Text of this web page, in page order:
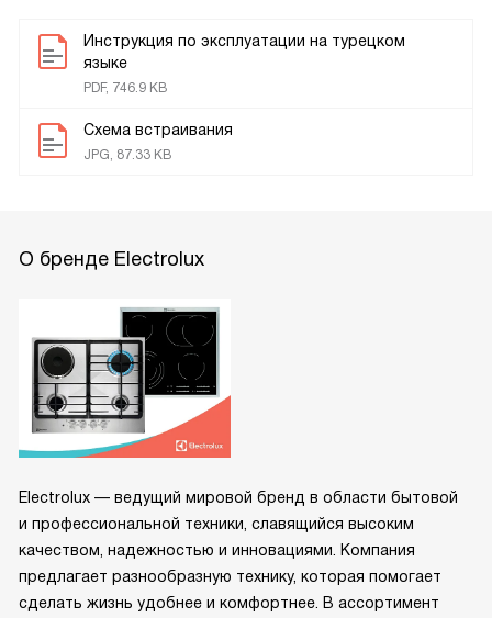
Инструкция по эксплуатации на турецком
языке
PDF, 746.9 KB
Схема встраивания
JPG, 87.33 KB
О бренде Electrolux
Electrolux — ведущий мировой бренд в области бытовой
и профессиональной техники, славящийся высоким
качеством, надежностью и инновациями. Компания
предлагает разнообразную технику, которая помогает
сделать жизнь удобнее и комфортнее. В ассортимент